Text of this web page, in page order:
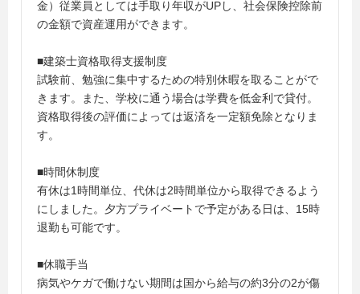
金）従業員としては手取り年収がUPし、社会保険控除前
の金額で資産運用ができます。
■建築士資格取得支援制度
試験前、勉強に集中するための特別休暇を取ることがで
きます。また、学校に通う場合は学費を低金利で貸付。
資格取得後の評価によっては返済を一定額免除となりま
す。
■時間休制度
有休は1時間単位、代休は2時間単位から取得できるよう
にしました。夕方プライベートで予定がある日は、15時
退勤も可能です。
■休職手当
病気やケガで働けない期間は国から給与の約3分の2が傷